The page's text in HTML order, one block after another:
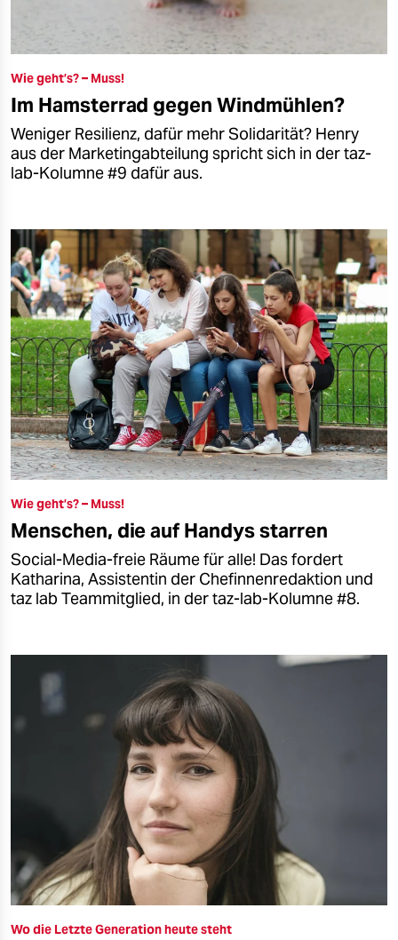
Wie geht’s? – Muss!
Im Hamsterrad gegen Windmühlen?
Weniger Resilienz, dafür mehr Solidarität? Henry
aus der Marketingabteilung spricht sich in der taz-
lab-Kolumne #9 dafür aus.
Wie geht’s? – Muss!
Menschen, die auf Handys starren
Social-Media-freie Räume für alle! Das fordert
Katharina, Assistentin der Chefinnenredaktion und
taz lab Teammitglied, in der taz-lab-Kolumne #8.
Wo die Letzte Generation heute steht